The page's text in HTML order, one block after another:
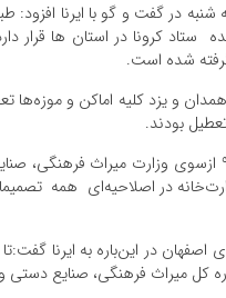
در گفت و گو با ایرنا
ستاد کرونا در استان ها قرار
شده است.
و یزد کلیه اماکن و
بودند.
روزهای گذشته بخشنامه نوروز ۹۹ ازسوی
در اصلاحیه‌ای همه
در این‌باره به ایرنا
کل میراث فرهنگی، صنایع دستی